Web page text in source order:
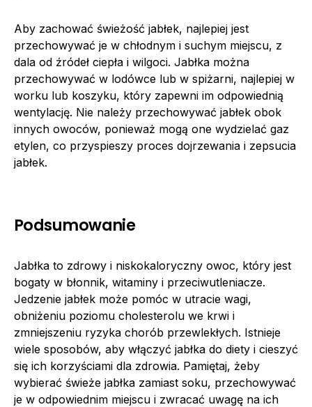
Aby zachować świeżość jabłek, najlepiej jest
przechowywać je w chłodnym i suchym miejscu, z
dala od źródeł ciepła i wilgoci. Jabłka można
przechowywać w lodówce lub w spiżarni, najlepiej w
worku lub koszyku, który zapewni im odpowiednią
wentylację. Nie należy przechowywać jabłek obok
innych owoców, ponieważ mogą one wydzielać gaz
etylen, co przyspieszy proces dojrzewania i zepsucia
jabłek.
Podsumowanie
Jabłka to zdrowy i niskokaloryczny owoc, który jest
bogaty w błonnik, witaminy i przeciwutleniacze.
Jedzenie jabłek może pomóc w utracie wagi,
obniżeniu poziomu cholesterolu we krwi i
zmniejszeniu ryzyka chorób przewlekłych. Istnieje
wiele sposobów, aby włączyć jabłka do diety i cieszyć
się ich korzyściami dla zdrowia. Pamiętaj, żeby
wybierać świeże jabłka zamiast soku, przechowywać
je w odpowiednim miejscu i zwracać uwagę na ich